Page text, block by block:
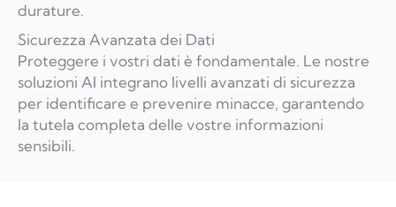
durature.
Sicurezza Avanzata dei Dati
Proteggere i vostri dati è fondamentale. Le nostre
soluzioni AI integrano livelli avanzati di sicurezza
per identificare e prevenire minacce, garantendo
la tutela completa delle vostre informazioni
sensibili.